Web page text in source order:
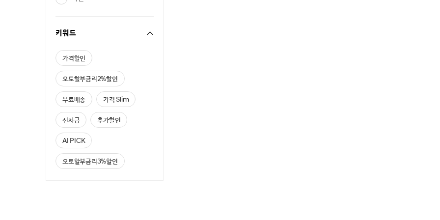
키워드
가격할인
오토할부금리2%할인
무료배송 가격 Slim
신차급 추가할인
AI PICK
오토할부금리3%할인